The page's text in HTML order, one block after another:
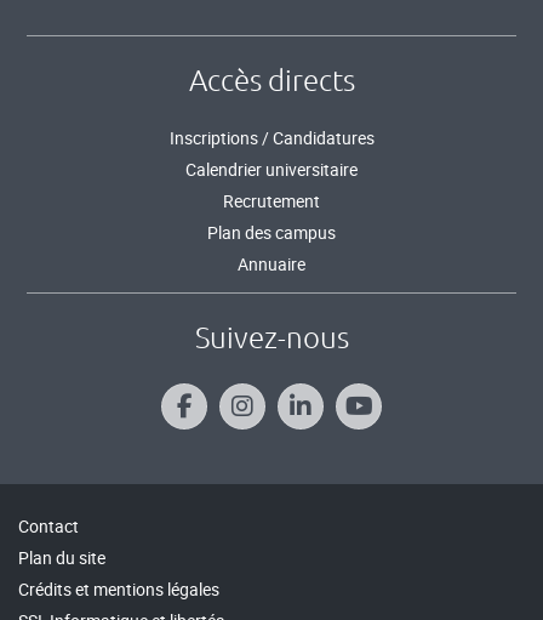
Accès directs
Inscriptions / Candidatures
Calendrier universitaire
Recrutement
Plan des campus
Annuaire
Suivez-nous
Contact
Plan du site
Crédits et mentions légales